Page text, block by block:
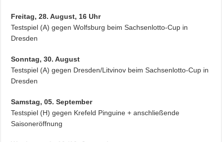
Freitag, 28. August, 16 Uhr
Testspiel (A) gegen Wolfsburg beim Sachsenlotto-Cup in
Dresden
Sonntag, 30. August
Testspiel (A) gegen Dresden/Litvinov beim Sachsenlotto-Cup in
Dresden
Samstag, 05. September
Testspiel (H) gegen Krefeld Pinguine + anschließende
Saisoneröffnung